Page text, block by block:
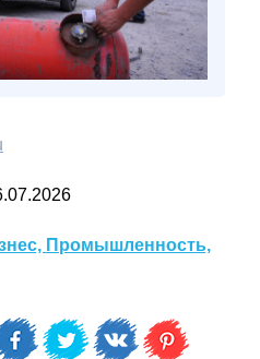
Промышленность,